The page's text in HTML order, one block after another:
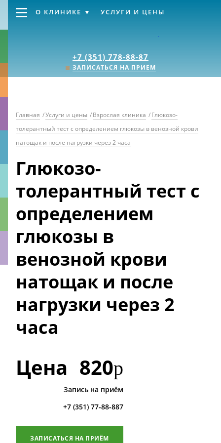
+7 (351) 778-88-87
ЗАПИСАТЬСЯ НА ПРИЕМ
О КЛИНИКЕ УСЛУГИ И ЦЕНЫ
Главная /Услуги и цены /Взрослая клиника /Глюкозо-
толерантный тест с определением глюкозы в венозной крови
натощак и после нагрузки через 2 часа
Глюкозо-
толерантный тест с
определением
глюкозы в
венозной крови
натощак и после
нагрузки через 2
часа
Цена 820р
Запись на приём
+7 (351) 77-88-887
ЗАПИСАТЬСЯ НА ПРИЁМ